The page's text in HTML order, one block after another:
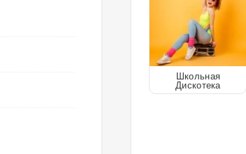
Школьная
Дискотека